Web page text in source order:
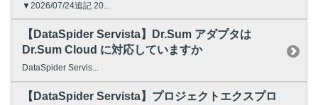
▼2026/07/24追記 20...
【DataSpider Servista】Dr.Sum アダプタは
Dr.Sum Cloud に対応していますか
DataSpider Servis...
【DataSpider Servista】プロジェクトエクスプロ